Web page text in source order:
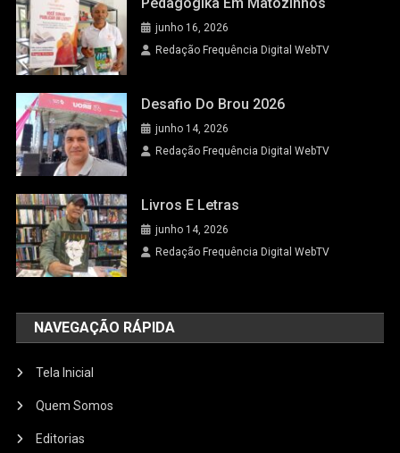
Pedagogika Em Matozinhos
junho 16, 2026
Redação Frequência Digital WebTV
Desafio Do Brou 2026
junho 14, 2026
Redação Frequência Digital WebTV
Livros E Letras
junho 14, 2026
Redação Frequência Digital WebTV
NAVEGAÇÃO RÁPIDA
Tela Inicial
Quem Somos
Editorias